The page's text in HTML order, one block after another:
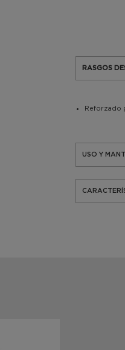
RASGOS
Reforzado
USO Y